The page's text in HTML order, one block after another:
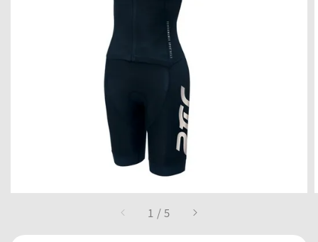
1 /5